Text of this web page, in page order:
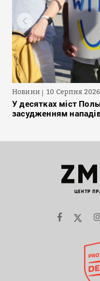
Новини 10 Серпня 2026
У десятках міст
засудженням